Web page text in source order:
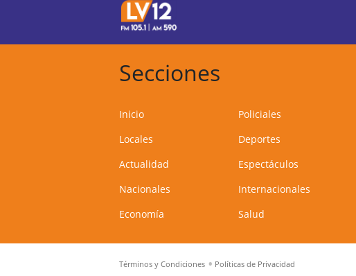
Secciones
Inicio
Locales
Actualidad
Nacionales
Economía
Policiales
Deportes
Espectáculos
Internacionales
Salud
Términos y Condiciones Políticas de Privacidad